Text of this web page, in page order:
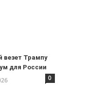
везет Трампу
для России
0